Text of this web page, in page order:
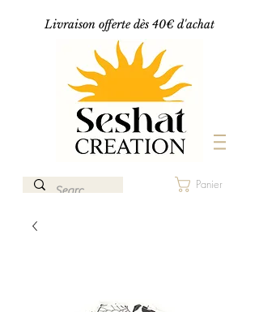
Livraison offerte dès 40€ d'achat
Panier